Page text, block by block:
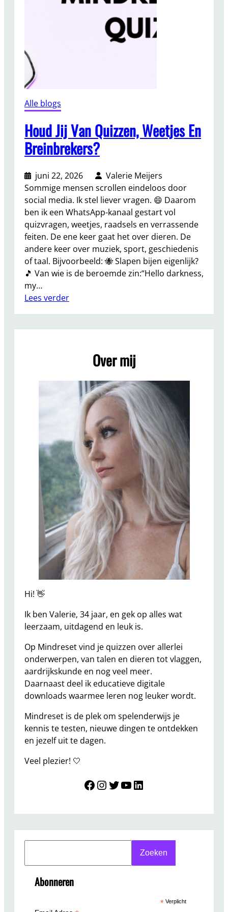
Alle blogs
Houd Jij Van Quizzen, Weetjes En
Breinbrekers?
juni 22, 2026
Valerie Meijers
Sommige mensen scrollen eindeloos door
social media. Ik stel liever vragen. 😄 Daarom
ben ik een WhatsApp-kanaal gestart vol
quizvragen, weetjes, raadsels en verrassende
feiten. De ene keer gaat het over dieren. De
andere keer over muziek, sport, geschiedenis
of taal. Bijvoorbeeld: 🐝 Slapen bijen eigenlijk?
🎵 Van wie is de beroemde zin:“Hello darkness,
my…
Lees verder:
j
u
i
z
z
e
n
,
W
e
e
t
j
E
n
r
e
n
b
r
e
k
r
Over mij
Hi! 👋
Ik ben Valerie, 34 jaar, en gek op alles wat
leerzaam, uitdagend en leuk is.
Op Mindreset vind je quizzen over allerlei
onderwerpen, van talen en dieren tot vlaggen,
aardrijkskunde en nog veel meer.
Daarnaast deel ik educatieve digitale
downloads waarmee leren nog leuker wordt.
Mindreset is de plek om spelenderwijs je
kennis te testen, nieuwe dingen te ontdekken
en jezelf uit te dagen.
Veel plezier! 🤍
Mindreset InstagramTwitter YouTube LinkedIn
Zoeken
Abonneren
*Verplicht